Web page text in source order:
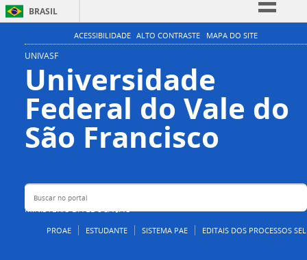
BRASIL
Simplifique!
Participe
Acesso à informação
Legislação
Canais
ACESSIBILIDADE ALTO CONTRASTE MAPA DO SITE
UNIVASF
Universidade
Federal do Vale do
São Francisco
MINISTÉRIO DA EDUCAÇÃO
Buscar no portal
PROAE ESTUDANTE SISTEMA PAE EDITAIS DOS PROCESSOS